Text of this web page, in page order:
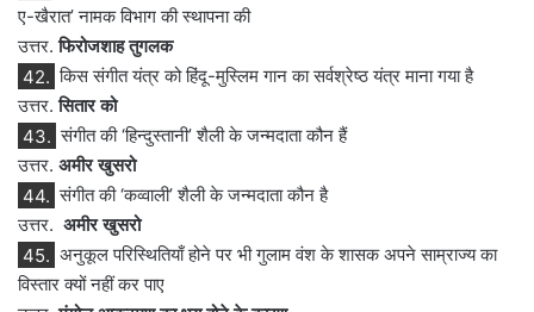
ए-खैरात’ नामक विभाग की स्थापना की
उत्तर.फिरोजशाह तुगलक
42. किस संगीत यंत्र को हिंदू-मुस्लिम गान का सर्वश्रेष्ठ यंत्र माना गया है
उत्तर.सितार को
43. संगीत की ‘हिन्दुस्तानी’ शैली के जन्मदाता कौन हैं
उत्तर. अमीर खुसरो
44. संगीत की ‘कव्वाली’ शैली के जन्मदाता कौन है
उत्तर. अमीर खुसरो
45. अनुकूल परिस्थितियाँ होने पर भी गुलाम वंश के शासक अपने साम्राज्य का
विस्तार क्यों नहीं कर पाए